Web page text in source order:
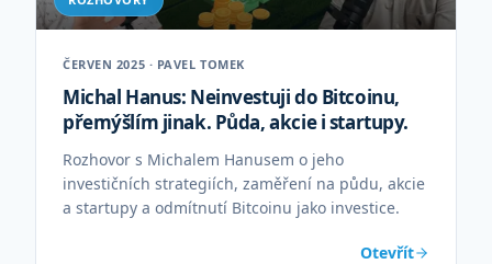
ČERVEN 2025 · PAVEL TOMEK
Michal Hanus: Neinvestuji do Bitcoinu,
přemýšlím jinak. Půda, akcie i startupy.
Rozhovor s Michalem Hanusem o jeho
investičních strategiích, zaměření na půdu, akcie
a startupy a odmítnutí Bitcoinu jako investice.
Otevřít